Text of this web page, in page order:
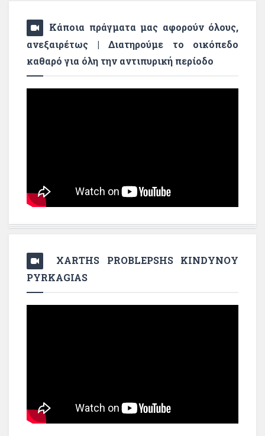
Κάποια πράγματα μας αφορούν όλους,
ανεξαιρέτως | Διατηρούμε το οικόπεδο
καθαρό για όλη την αντιπυρική περίοδο
XARTHS PROBLEPSHS KINDYNOY
PYRKAGIAS